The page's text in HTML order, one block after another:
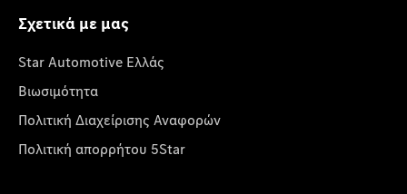
Σχετικά με μας
Star Automotive Ελλάς
Βιωσιμότητα
Πολιτική Διαχείρισης Αναφορών
Πολιτική απορρήτου 5Star